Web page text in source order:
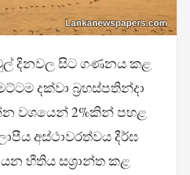
දිනවල සිට ගණනය කළ
දක්වා බ්‍රහස්පතින්දා
වශයෙන් 2%කින් පහළ
අස්ථාවරත්වය දීර්ඝ
භීතිය සශ්‍රාන්ත කළ